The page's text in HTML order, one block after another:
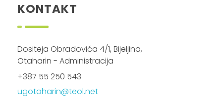
KONTAKT
Dositeja Obradovića 4/1, Bijeljina,
Otaharin - Administracija
+387 55 250 543
ugotaharin@teol.net